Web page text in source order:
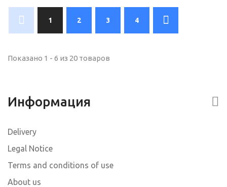
1 2 3 4
Показано 1 - 6 из 20 товаров
Информация
Delivery
Legal Notice
Terms and conditions of use
About us